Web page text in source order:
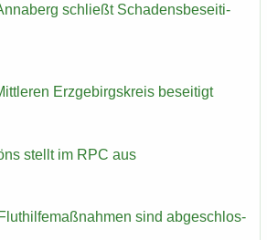
schließt Scha­dens­be­sei­ti­
Erz­ge­birgs­kreis be­sei­tigt
stellt im RPC aus
sind ab­ge­schlos­